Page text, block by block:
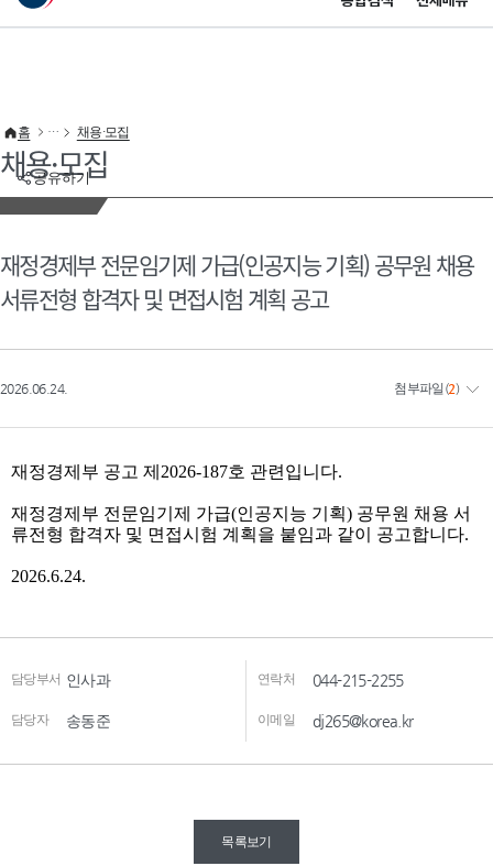
이 누리집은 대한민국 공식 전자정부 누리집입니다.
공유하기
홈 채용·모집
채용·모집
재정경제부 전문임기제 가급(인공지능 기획) 공무원 채용
서류전형 합격자 및 면접시험 계획 공고
2026.06.24. 첨부파일 (2)
담당부서 인사과 연락처 044-215-2255
담당자 송동준 이메일 dj265@korea.kr
목록보기